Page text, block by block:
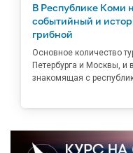
В Республике Коми
событийный и
грибной
Основное количество
Петербурга и Москвы, и
знакомящая с